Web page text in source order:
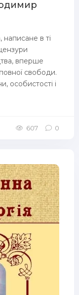
в ті
вперше
свободи.
особистості і
607 0